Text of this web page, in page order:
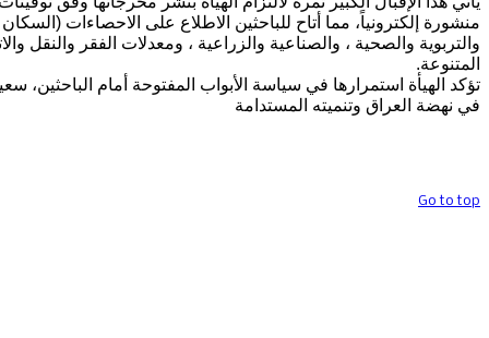
منشورة إلكترونياً، مما أتاح للباحثين الاطلاع على الاحصاءات
والتربوية والصحية ، والصناعية والزراعية ، ومعدلات الفقر والنقل
المتنوعة.
تؤكد الهيأة استمرارها في سياسة الأبواب المفتوحة أمام الباحثين،
في نهضة العراق وتنميته المستدامة
Go to top